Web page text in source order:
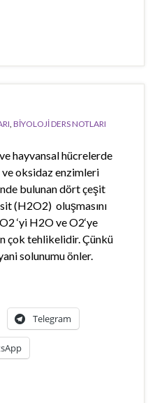
, BİYOLOJİ DERS NOTLARI
hayvansal hücrelerde
oksidaz enzimleri
bulunan dört çeşit
(H2O2) oluşmasını
‘yi H2O ve O2‘ye
tehlikelidir. Çünkü
solunumu önler.
Telegram